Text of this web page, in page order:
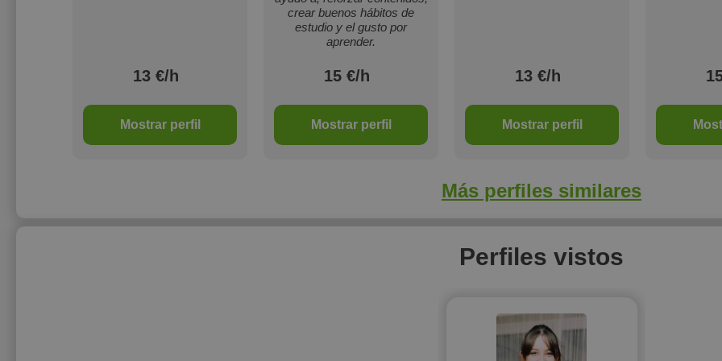
13 €/h
Mostrar perfil
crear buenos hábitos de
estudio y el gusto por
aprender.
15 €/h
Mostrar perfil
13 €/h
Mostrar perfil
Más perfiles similares
Perfiles vistos